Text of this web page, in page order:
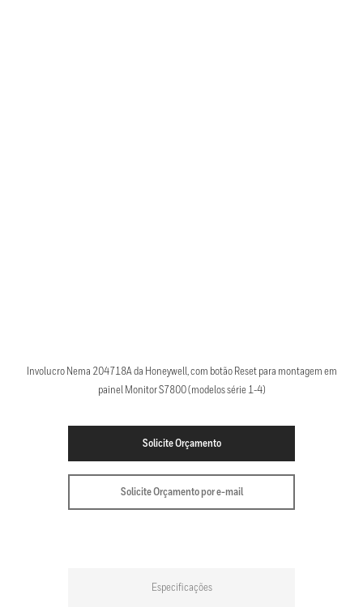
Involucro Nema 204718A da Honeywell, com botão Reset para montagem em
painel Monitor S7800 (modelos série 1-4)
Solicite Orçamento
Solicite Orçamento por e-mail
Especificações